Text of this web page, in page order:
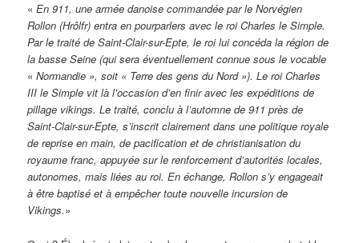
«En 911, une armée danoise commandée par le Norvégien
Rollon (Hrôlfr) entra en pourparlers avec le roi Charles le Simple.
Par le traité de Saint-Clair-sur-Epte, le roi lui concéda la région de
la basse Seine (qui sera éventuellement connue sous le vocable
«Normandie », soit « Terre des gens du Nord »). Le roi Charles
III le Simple vit là l’occasion d’en finir avec les expéditions de
pillage vikings. Le traité, conclu à l’automne de 911 près de
Saint-Clair-sur-Epte, s’inscrit clairement dans une politique royale
de reprise en main, de pacification et de christianisation du
royaume franc, appuyée sur le renforcement d’autorités locales,
autonomes, mais liées au roi. En échange, Rollon s’y engageait
à être baptisé et à empêcher toute nouvelle incursion de
Vikings.»